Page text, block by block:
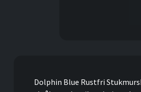
Dolphin Blue Rustfri